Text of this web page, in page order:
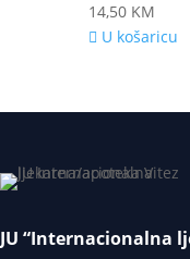
14,50 KM
U košaricu
JU “Internacionalna